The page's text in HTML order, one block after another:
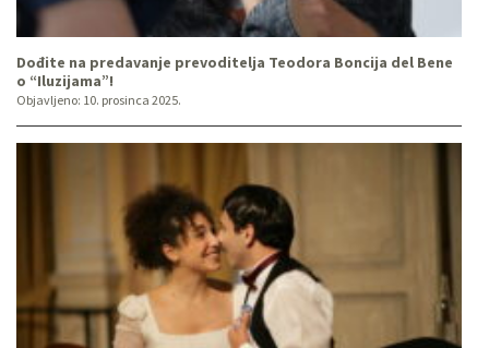
Dođite na predavanje prevoditelja Teodora Boncija del Bene
o “Iluzijama”!
Objavljeno: 10. prosinca 2025.